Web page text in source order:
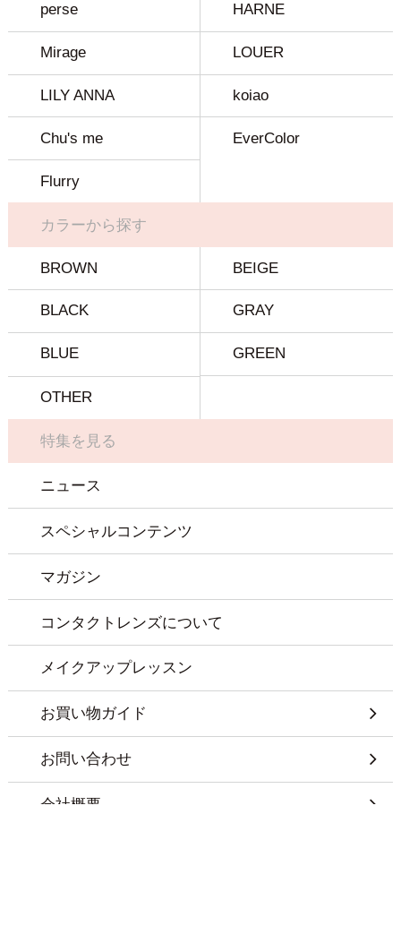
perse HARNE
Mirage LOUER
LILY ANNA koiao
Chu's me EverColor
Flurry
カラーから探す
BROWN BEIGE
BLACK GRAY
BLUE GREEN
OTHER
特集を見る
ニュース
スペシャルコンテンツ
マガジン
コンタクトレンズについて
メイクアップレッスン
お買い物ガイド
お問い合わせ
会社概要